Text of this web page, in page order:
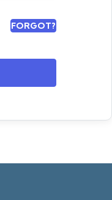
FORGOT?